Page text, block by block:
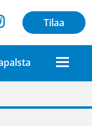
Tilaa
lehdessä